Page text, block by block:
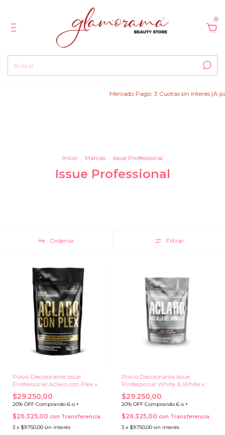
0
Mercado Pago: 3 Cuotas sin interes (A partir
Inicio . Marcas . Issue Professional
Issue Professional
Ordenar Filtrar
Polvo Decolorante Issue
Professional Aclaro con Plex x
700 grs.
$29.250,00
20% OFF Comprando 6 o +
$26.325,00 con Transferencia
3 x $9.750,00 sin interés
Polvo Decolorante Issue
Professional White & White x
700 grs.
$29.250,00
20% OFF Comprando 6 o +
$26.325,00 con Transferencia
3 x $9.750,00 sin interés